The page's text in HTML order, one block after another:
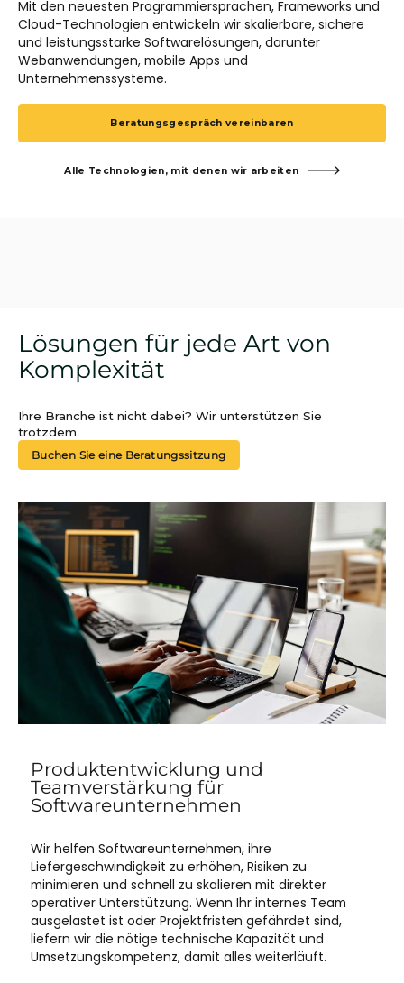
Mit den neuesten Programmiersprachen, Frameworks und
Cloud-Technologien entwickeln wir skalierbare, sichere
und leistungsstarke Softwarelösungen, darunter
Webanwendungen, mobile Apps und
Unternehmenssysteme.
Beratungsgespräch vereinbaren
Alle Technologien, mit denen wir arbeiten
Lösungen für jede Art von
Komplexität
Ihre Branche ist nicht dabei? Wir unterstützen Sie
trotzdem.
Buchen Sie eine Beratungssitzung
Produktentwicklung und
Teamverstärkung für
Softwareunternehmen
Wir helfen Softwareunternehmen, ihre
Liefergeschwindigkeit zu erhöhen, Risiken zu
minimieren und schnell zu skalieren mit direkter
operativer Unterstützung. Wenn Ihr internes Team
ausgelastet ist oder Projektfristen gefährdet sind,
liefern wir die nötige technische Kapazität und
Umsetzungskompetenz, damit alles weiterläuft.